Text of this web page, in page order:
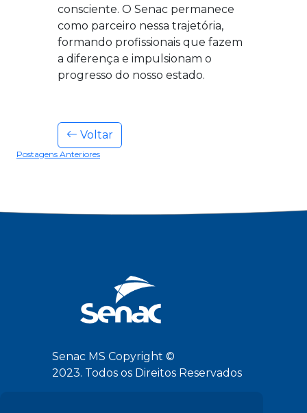
consciente. O Senac permanece
como parceiro nessa trajetória,
formando profissionais que fazem
a diferença e impulsionam o
progresso do nosso estado.
Voltar
Postagens Anteriores
Senac MS Copyright ©
2023. Todos os Direitos Reservados